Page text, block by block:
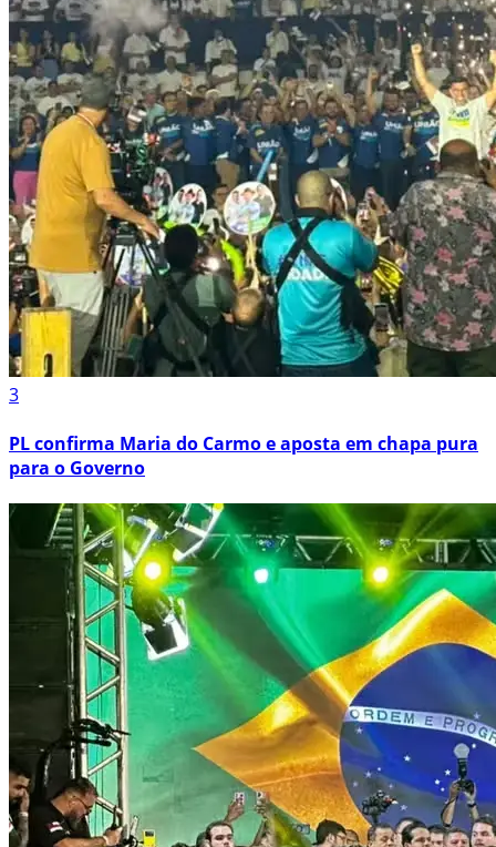
3
PL confirma Maria do Carmo e aposta em chapa pura
para o Governo